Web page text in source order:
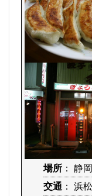
場所 ： 静
交通 ： 浜